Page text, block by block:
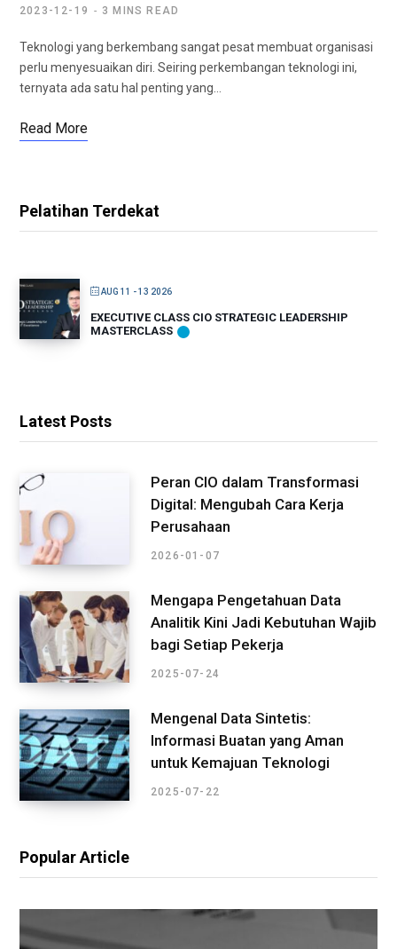
2023-12-19 3 MINS READ
Teknologi yang berkembang sangat pesat membuat organisasi
perlu menyesuaikan diri. Seiring perkembangan teknologi ini,
ternyata ada satu hal penting yang…
Read More
Pelatihan Terdekat
AUG 11 - 13 2026
EXECUTIVE CLASS CIO STRATEGIC LEADERSHIP
MASTERCLASS
Latest Posts
Peran CIO dalam Transformasi
Digital: Mengubah Cara Kerja
Perusahaan
2026-01-07
Mengapa Pengetahuan Data
Analitik Kini Jadi Kebutuhan Wajib
bagi Setiap Pekerja
2025-07-24
Mengenal Data Sintetis:
Informasi Buatan yang Aman
untuk Kemajuan Teknologi
2025-07-22
Popular Article